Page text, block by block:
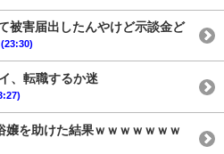
被害届出したんやけど示談金ど
(23:30)
、転職するか迷
嬢を助けた結果ｗｗｗｗｗｗｗ